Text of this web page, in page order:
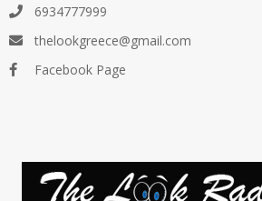
6934777999
thelookgreece@gmail.com
Facebook Page